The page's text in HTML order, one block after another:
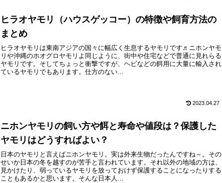
ヒラオヤモリ（ハウスゲッコー）の特徴や飼育方法の
まとめ
ヒラオヤモリは東南アジアの国々に幅広く生息するヤモリです♬ニホンヤモ
リや沖縄のホオグロヤモリよ同じように、街中や住宅などで普通に見れらる
ヤモリです。そしてちょっと衝撃ですが、ヘビなどの餌用に大量に輸入され
ているヤモリでもあります。仕方のない...
2023.04.27
ニホンヤモリの飼い方や餌と寿命や値段は？保護した
ヤモリはどうすればよい？
日本のヤモリと言えばニホンヤモリ。実は外来生物だったんですね～。その
せいか日本の冬を越すのが苦手と言われています。それ以外の地域の方は、
見かけたり、弱っているヤモリを放っておけず保護することになったりする
こともあるかと思います。そんな日本人...